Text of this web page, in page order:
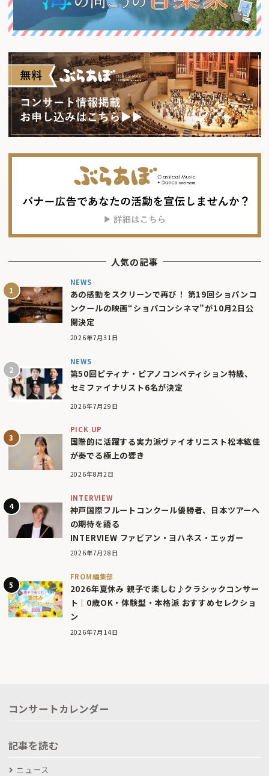
人気の記事
NEWS
あの感動をスクリーンで再び！ 第19回ショパンコ
ンクールの映画“ショパコンシネマ”が10月2日公
開決定
2026年7月31日
NEWS
第50回ピティナ・ピアノコンペティション特級、
セミファイナリスト6名が決定
2026年7月29日
PICK UP
国際的に活躍する実力派ヴァイオリニスト松本紘佳
が奏でる極上の響き
2026年8月2日
INTERVIEW
神戸国際フルートコンクール優勝者、日本ツアーへ
の期待を語る
INTERVIEW ファビアン・ヨハネス・エッガー
2026年7月28日
FROM編集部
2026年夏休み 親子で楽しむ♪クラシックコンサー
ト｜0歳OK・体験型・本格派 おすすめセレクショ
ン
2026年7月14日
コンサートカレンダー
記事を読む
ニュース